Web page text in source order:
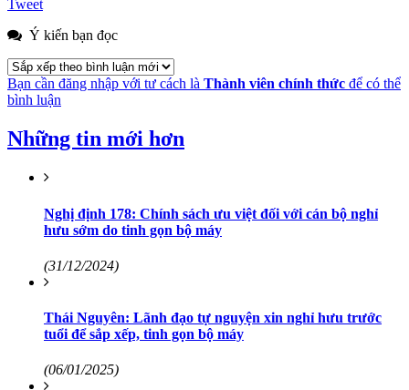
Tweet
Ý kiến bạn đọc
Bạn cần đăng nhập với tư cách là Thành viên chính thức để có thể
bình luận
Những tin mới hơn
Nghị định 178: Chính sách ưu việt đối với cán bộ nghỉ
hưu sớm do tinh gọn bộ máy
(31/12/2024)
Thái Nguyên: Lãnh đạo tự nguyện xin nghỉ hưu trước
tuổi để sắp xếp, tinh gọn bộ máy
(06/01/2025)